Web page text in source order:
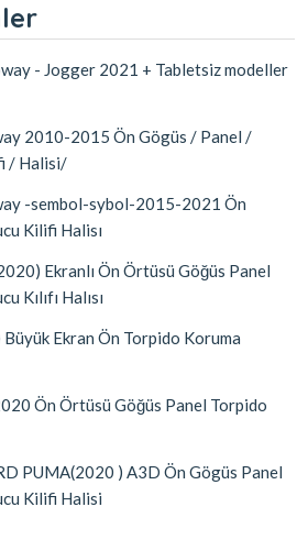
- Jogger 2021 + Tabletsiz modeller
2010-2015 Ön Gögüs / Panel /
/ Halisi/
-sembol-sybol-2015-2021 Ön
Kilifi Halisı
Ekranlı Ön Örtüsü Göğüs Panel
Kılıfı Halısı
Ekran Ön Torpido Koruma
Ön Örtüsü Göğüs Panel Torpido
PUMA(2020 ) A3D Ön Gögüs Panel
Kilifi Halisi